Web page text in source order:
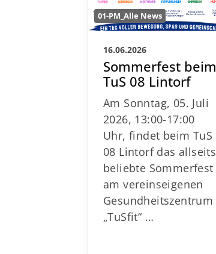
01-PM_Alle News
16.06.2026
Sommerfest beim
TuS 08 Lintorf
Am Sonntag, 05. Juli
2026, 13:00-17:00
Uhr, findet beim TuS
08 Lintorf das allseits
beliebte Sommerfest
am vereinseigenen
Gesundheitszentrum
„TuSfit“ …